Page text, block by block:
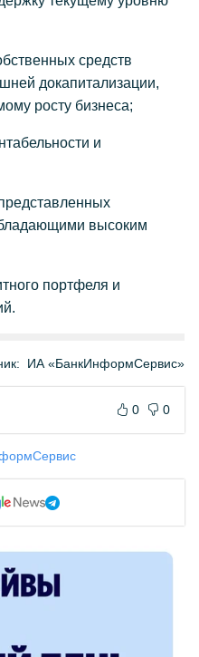
средств
докапитализации,
росту бизнеса;
и
высоким
портфеля и
ИА «БанкИнформСервис»
0 0